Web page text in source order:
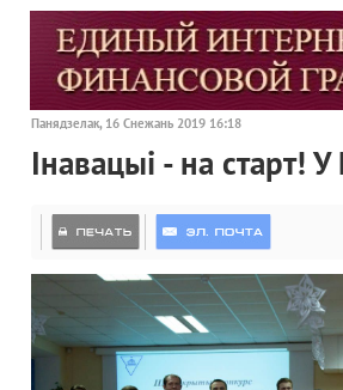
Панядзелак, 16 Снежань 2019 16:18
Інавацыі - на старт!